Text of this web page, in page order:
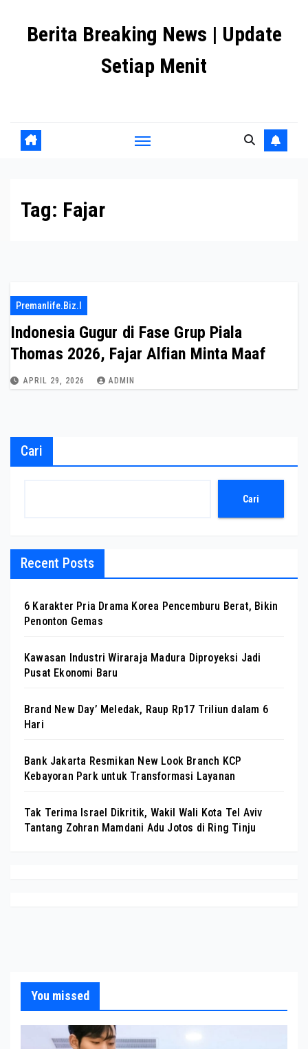
Berita Breaking News | Update
Setiap Menit
Tag: Fajar
Premanlife.biz.i
Indonesia Gugur di Fase Grup Piala
Thomas 2026, Fajar Alfian Minta Maaf
APRIL 29, 2026 ADMIN
Cari
Cari
Recent Posts
6 Karakter Pria Drama Korea Pencemburu Berat, Bikin
Penonton Gemas
Kawasan Industri Wiraraja Madura Diproyeksi Jadi
Pusat Ekonomi Baru
Brand New Day’ Meledak, Raup Rp17 Triliun dalam 6
Hari
Bank Jakarta Resmikan New Look Branch KCP
Kebayoran Park untuk Transformasi Layanan
Tak Terima Israel Dikritik, Wakil Wali Kota Tel Aviv
Tantang Zohran Mamdani Adu Jotos di Ring Tinju
You missed